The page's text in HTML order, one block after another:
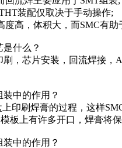
装配仅取决于手动操作;
度高，体积大，而SMC有
什么？
，芯片安装，回流焊接
中的作用？
印刷焊膏的过程，这样
板上有许多开口，焊膏将
中的作用？